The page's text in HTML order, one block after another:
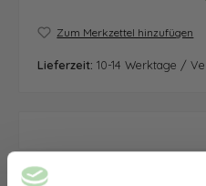
Zum Merkzettel hinzufügen
Lieferzeit: 10-14 Werktage /